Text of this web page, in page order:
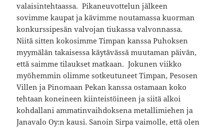
valaisintehtaassa. Pikaneuvottelun jälkeen
sovimme kaupat ja kävimme noutamassa kuorman
konkurssipesän valvojan tiukassa valvonnassa.
Niitä sitten kokosimme Timpan kanssa Puhoksen
myymälän takaisessa käytävässä muutaman päivän,
että saimme tilaukset matkaan. Jokunen viikko
myöhemmin olimme sotkeutuneet Timpan, Pesosen
Villen ja Pinomaan Pekan kanssa ostamaan koko
tehtaan koneineen kiinteistöineen ja siitä alkoi
kohdallani ammatinvaihdoksena metallimiehen ja
Janavalo Oy:n kausi. Sanoin Sirpa vaimolle, että olen